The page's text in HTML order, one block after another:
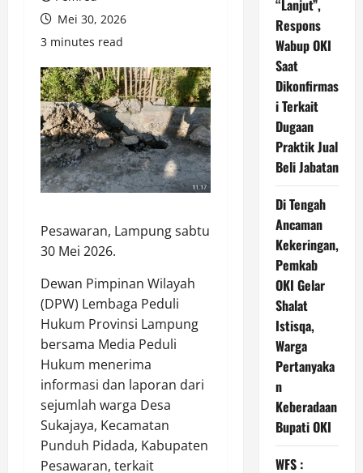
Mei 30, 2026
3 minutes read
Pesawaran, Lampung sabtu
30 Mei 2026.
Dewan Pimpinan Wilayah
(DPW) Lembaga Peduli
Hukum Provinsi Lampung
bersama Media Peduli
Hukum menerima
informasi dan laporan dari
sejumlah warga Desa
Sukajaya, Kecamatan
Punduh Pidada, Kabupaten
Pesawaran, terkait
“Lanjut”,
Respons
Wabup OKI
Saat
Dikonfirmas
i Terkait
Dugaan
Praktik Jual
Beli Jabatan
Di Tengah
Ancaman
Kekeringan,
Pemkab
OKI Gelar
Shalat
Istisqa,
Warga
Pertanyaka
n
Keberadaan
Bupati OKI
WFS :